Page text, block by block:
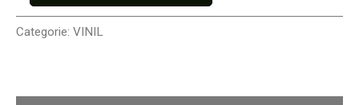
Categorie: VINIL